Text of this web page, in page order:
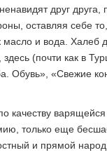
друг
оставляя себе
масло и вода.
(почти как в
Обувь», «Свежие
качеству
только еще
и прямой